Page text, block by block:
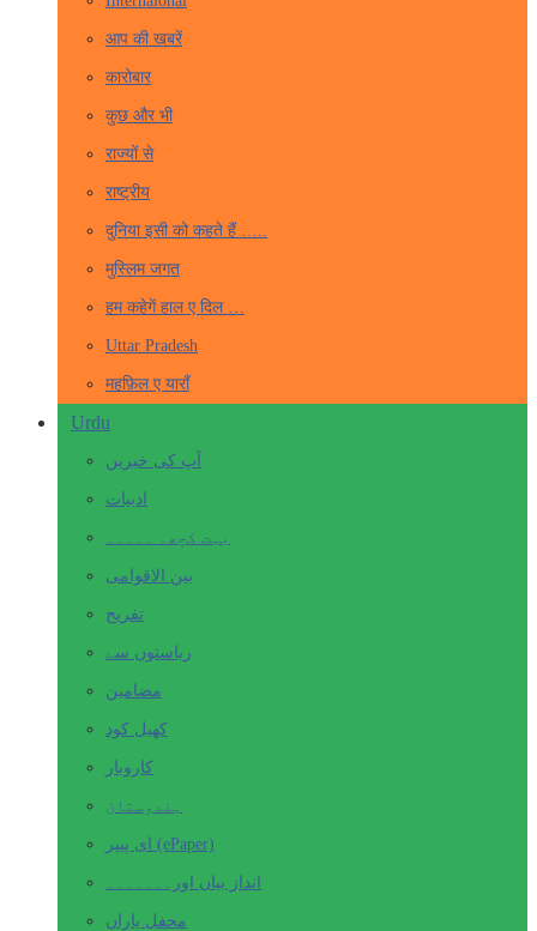
आप की खबरें
कारोबार
कुछ और भी
राज्यों से
राष्ट्रीय
दुनिया इसी को कहते हैं …..
मुस्लिम जगत
हम कहेगें हाल ए दिल …
Uttar Pradesh
महफ़िल ए याराँ
Urdu
آپ کی خبریں
ادبیات
بہت کچھ۔ ۔۔۔۔۔
بین الاقوامی
تفریح
ریاستوں سے
مضامین
کھیل کود
کاروبار
ہندوستان
ای پیپر (ePaper)
انداز بیاں اور۔۔۔۔۔۔۔
محفل یاراں